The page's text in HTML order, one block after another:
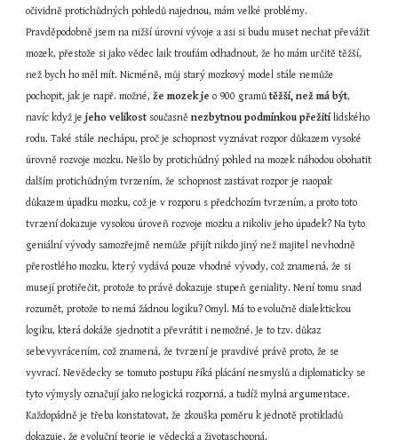
očividně protichůdných pohledů najednou, mám velké problémy.
Pravděpodobně jsem na nižší úrovni vývoje a asi si budu muset nechat převážit
mozek, přestože si jako vědec laik troufám odhadnout, že ho mám určitě těžší,
než bych ho měl mít. Nicméně, můj starý mozkový model stále nemůže
pochopit, jak je např. možné, že mozek je o 900 gramů těžší, než má být,
navíc když je jeho velikost současně nezbytnou podmínkou přežití lidského
rodu. Také stále nechápu, proč je schopnost vyznávat rozpor důkazem vysoké
úrovně rozvoje mozku. Nešlo by protichůdný pohled na mozek náhodou obohatit
dalším protichůdným tvrzením, že schopnost zastávat rozpor je naopak
důkazem úpadku mozku, což je v rozporu s předchozím tvrzením, a proto toto
tvrzení dokazuje vysokou úroveň rozvoje mozku a nikoliv jeho úpadek? Na tyto
geniální vývody samozřejmě nemůže přijít nikdo jiný než majitel nevhodně
přerostlého mozku, který vydává pouze vhodné vývody, což znamená, že si
musejí protiřečit, protože to právě dokazuje stupeň geniality. Není tomu snad
rozumět, protože to nemá žádnou logiku? Omyl. Má to evolučně dialektickou
logiku, která dokáže sjednotit a převrátit i nemožné. Je to tzv. důkaz
sebevyvrácením, což znamená, že tvrzení je pravdivé právě proto, že se
vyvrací. Nevědecky se tomuto postupu říká plácání nesmyslů a diplomaticky se
tyto výmysly označují jako nelogická rozporná, a tudíž mylná argumentace.
Každopádně je třeba konstatovat, že zkouška poměru k jednotě protikladů
dokazuje, že evoluční teorie je vědecká a životaschopná.